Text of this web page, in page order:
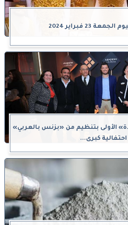
23 فبراير 2024
الأولى بتنظيم من «بزنس بالعربي»
كبرى...